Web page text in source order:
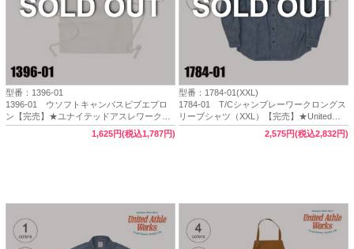
型番：1396-01
1396-01 ウソフトキャンバスビブエプロ
ン【完売】★ユナイテッドアスレワークス
（United Athle Works）
1,625円(税込1,787円)
型番：1784-01(XXL)
1784-01 T/Cシャンブレーワークロングス
リーブシャツ（XXL）【完売】★United
Athle Works（ユナイテッドアスレワーク
2,575円(税込2,832円)